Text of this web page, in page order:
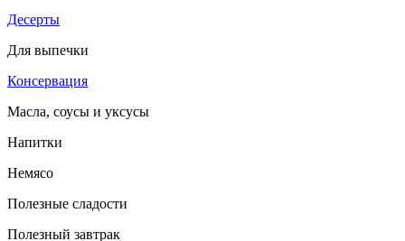
Десерты
Для выпечки
Консервация
Масла, соусы и уксусы
Напитки
Немясо
Полезные сладости
Полезный завтрак